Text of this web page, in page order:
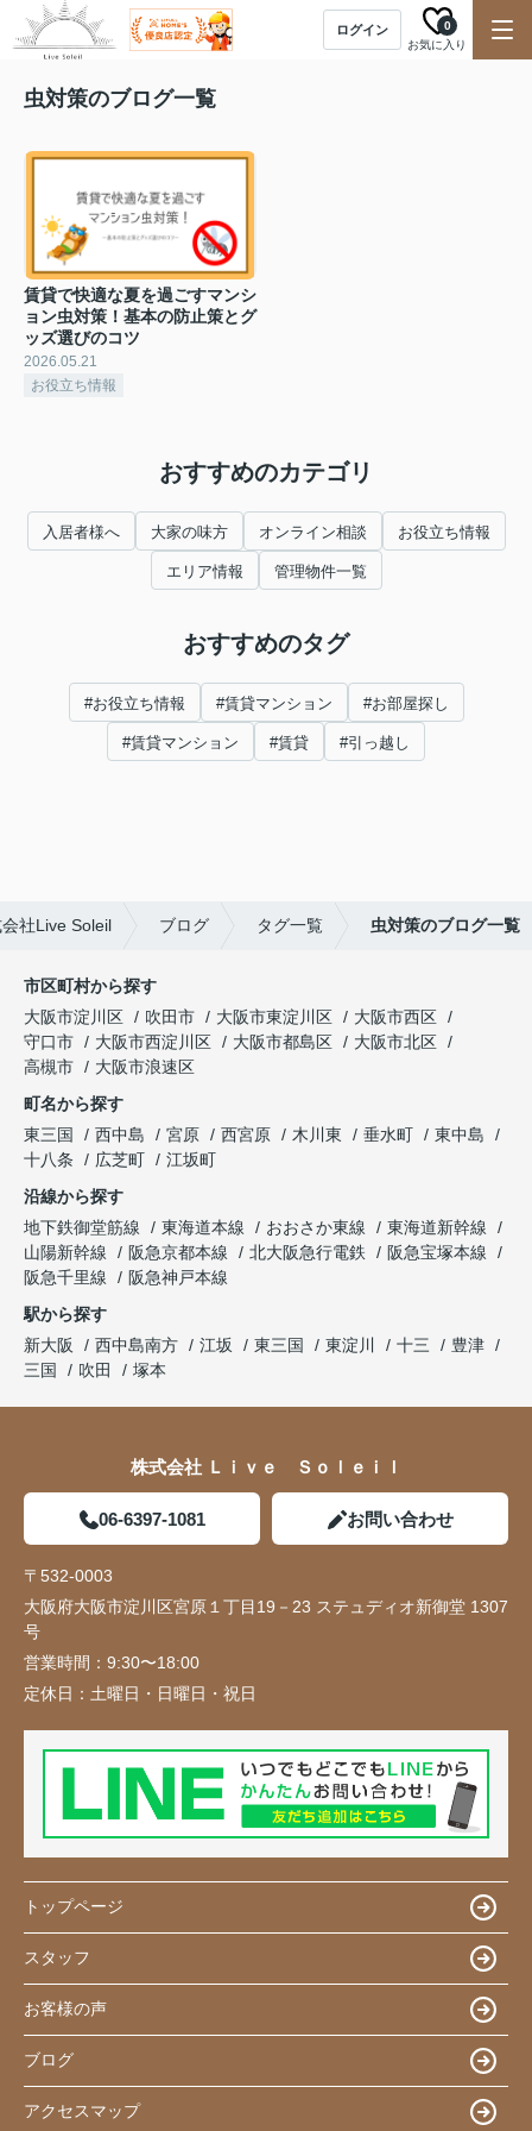
ログイン
お気に入り
0
虫対策のブログ一覧
賃貸で快適な夏を過ごすマンシ
ョン虫対策！基本の防止策とグ
ッズ選びのコツ
2026.05.21
お役立ち情報
おすすめのカテゴリ
入居者様へ 大家の味方 オンライン相談 お役立ち情報
エリア情報 管理物件一覧
おすすめのタグ
#お役立ち情報 #賃貸マンション #お部屋探し
#賃貸マンション #賃貸 #引っ越し
社Live Soleil ブログ タグ一覧 虫対策のブログ一覧
市区町村から探す
大阪市淀川区
吹田市 大阪市東淀川区
大阪市西区
守口市
大阪市西淀川区 大阪市都島区
大阪市北区
高槻市
大阪市浪速区
町名から探す
東三国
西中島 宮原 西宮原 木川東 垂水町
東中島
十八条
広芝町
江坂町
沿線から探す
地下鉄御堂筋線
東海道本線 おおさか東線
東海道新幹線
山陽新幹線
阪急京都本線 北大阪急行電鉄
阪急宝塚本線
阪急千里線
阪急神戸本線
駅から探す
新大阪
西中島南方 江坂 東三国 東淀川 十三
豊津
三国
吹田 塚本
株式会社 Ｌｉｖｅ Ｓｏｌｅｉｌ
06-6397-1081 お問い合わせ
〒532-0003
大阪府大阪市淀川区宮原１丁目19－23 ステュディオ新御堂 1307
号
営業時間： 9:30〜18:00
定休日： 土曜日・日曜日・祝日
トップページ
スタッフ
お客様の声
ブログ
アクセスマップ